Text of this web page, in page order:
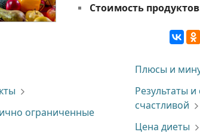
Стоимость
ограниченные
Плюсы и
Результаты
счастливой
Цена диеты